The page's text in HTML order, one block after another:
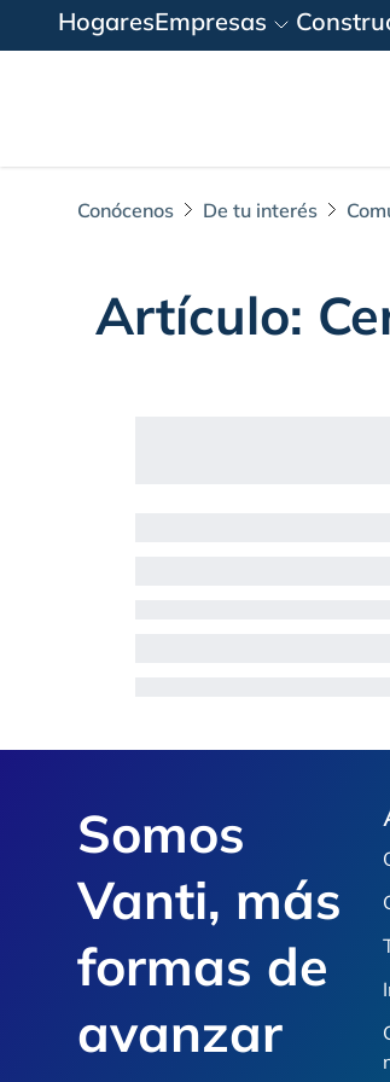
HogaresEmpresas
Conócenos De tu interés
Artículo:
Somos
Vanti, más
formas de
avanzar